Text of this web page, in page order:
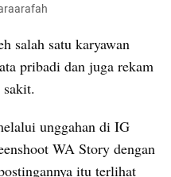
salah satu karyawan
pribadi dan juga rekam
unggahan di IG
WA Story dengan
itu terlihat